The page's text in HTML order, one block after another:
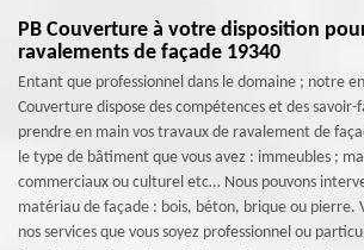
PB Couverture à votre disposition
ravalements de façade 19340
Entant que professionnel dans le domaine ; notre
Couverture dispose des compétences et des savoir-
prendre en main vos travaux de ravalement de
le type de bâtiment que vous avez : immeubles ;
commerciaux ou culturel etc… Nous pouvons
matériau de façade : bois, béton, brique ou pierre.
nos services que vous soyez professionnel ou